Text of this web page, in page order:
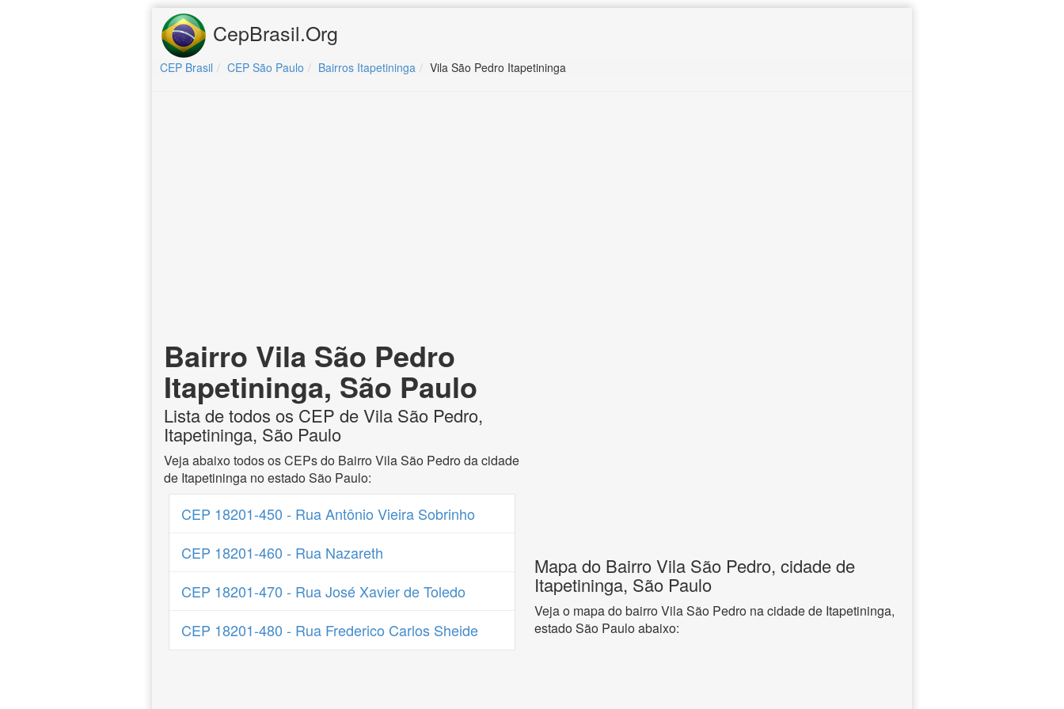
CepBrasil.Org
CEP Brasil CEP São Paulo Bairros Itapetininga Vila São Pedro Itapetininga
Bairro Vila São Pedro
Itapetininga, São Paulo
Lista de todos os CEP de Vila São Pedro,
Itapetininga, São Paulo
Veja abaixo todos os CEPs do Bairro Vila São Pedro da cidade
de Itapetininga no estado São Paulo:
CEP 18201-450 - Rua Antônio Vieira Sobrinho
CEP 18201-460 - Rua Nazareth
CEP 18201-470 - Rua José Xavier de Toledo
CEP 18201-480 - Rua Frederico Carlos Sheide
Mapa do Bairro Vila São Pedro, cidade de
Itapetininga, São Paulo
Veja o mapa do bairro Vila São Pedro na cidade de Itapetininga,
estado São Paulo abaixo: